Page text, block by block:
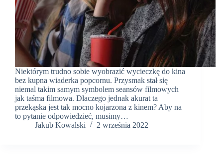
Niektórym trudno sobie wyobrazić wycieczkę do kina
bez kupna wiaderka popcornu. Przysmak stał się
niemal takim samym symbolem seansów filmowych
jak taśma filmowa. Dlaczego jednak akurat ta
przekąska jest tak mocno kojarzona z kinem? Aby na
to pytanie odpowiedzieć, musimy…
Jakub Kowalski
2 września 2022